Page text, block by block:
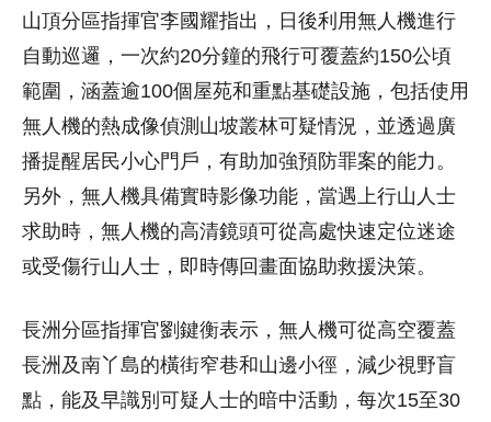
山頂分區指揮官李國耀指出，日後利用無人機進行
自動巡邏，一次約20分鐘的飛行可覆蓋約150公頃
範圍，涵蓋逾100個屋苑和重點基礎設施，包括使用
無人機的熱成像偵測山坡叢林可疑情況，並透過廣
播提醒居民小心門戶，有助加強預防罪案的能力。
另外，無人機具備實時影像功能，當遇上行山人士
求助時，無人機的高清鏡頭可從高處快速定位迷途
或受傷行山人士，即時傳回畫面協助救援決策。
長洲分區指揮官劉鍵衡表示，無人機可從高空覆蓋
長洲及南丫島的橫街窄巷和山邊小徑，減少視野盲
點，能及早識別可疑人士的暗中活動，每次15至30